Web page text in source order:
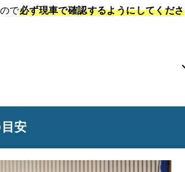
で必ず現車で確認するようにしてくださ
安